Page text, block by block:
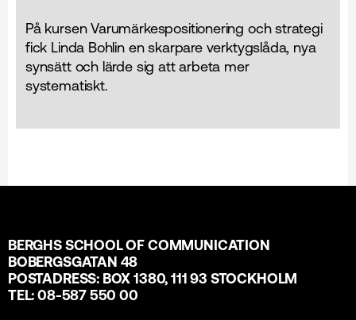
På kursen Varumärkes­positionering och strategi
fick Linda Bohlin en skarpare verktygslåda, nya
synsätt och lärde sig att arbeta mer
systematiskt.
BERGHS SCHOOL OF COMMUNICATION
BOBERGSGATAN 48
POSTADRESS: BOX 1380, 111 93 STOCKHOLM
TEL: 08-587 550 00